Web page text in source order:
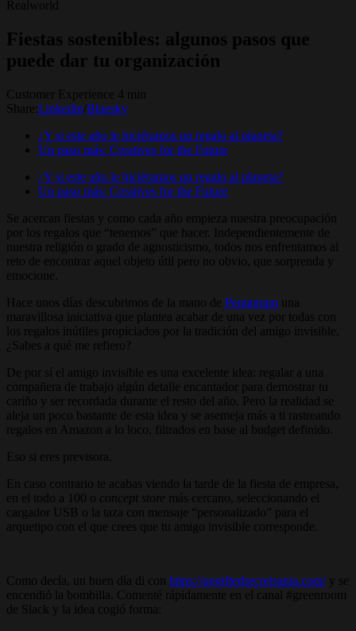
Realworld
Fiestas sostenibles: algunos pasos que
puede dar tu organización
Customer Experience 4 min
Share: Linkedin Bluesky
¿Y si este año le hiciéramos un regalo al planeta?
Un paso más: Creatives for the Future
¿Y si este año le hiciéramos un regalo al planeta?
Un paso más: Creatives for the Future
Se acercan fiestas y como cada año empieza nuestra preocupación
por los regalos que “tenemos” que hacer. Independientemente de
nuestra religión o grado de agnosticismo, todos nos enfrentamos al
reto de encontrar aquel objeto útil pero no obvio, que sorprenda y
emocione.
Hace unos días descubrimos de la mano de Pentagram una
maravillosa iniciativa que plantea acabar de una vez por todas con
los regalos inútiles propiciados por la tradición del amigo invisible.
¿Sabes a qué me refiero?
De por sí el amigo invisible es una excelente idea: regalar a una
compañera de trabajo algún detalle encantador para demostrar tu
cariño y ser recordada durante el resto del año. Pero la realidad se
aleja un poco bastante de esta idea y se asemeja más a ti rastreando
regalos en Amazon a lo loco, filtrados en base al budget definido.
Eso si eres previsora.
En caso contrario te acabas viendo la tarde de la fiesta de empresa,
en el todo a 100 o concept store
más cercano, seleccionando el
cargador USB o la taza con mensaje “personalizado” para el
arquetipo con el que crees que tu amigo invisible corresponde.
Como decía, un buen día di con https://ungiftedsecretsanta.com/y se
encendió la bombilla. Comenté rápidamente en el canal #greenroom
de Slack y la idea cogió forma: